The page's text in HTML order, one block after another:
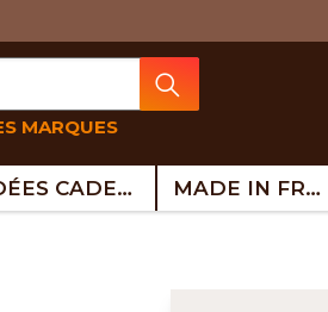
MARQUES
IDÉES CADEAUX MADE IN FRANCE